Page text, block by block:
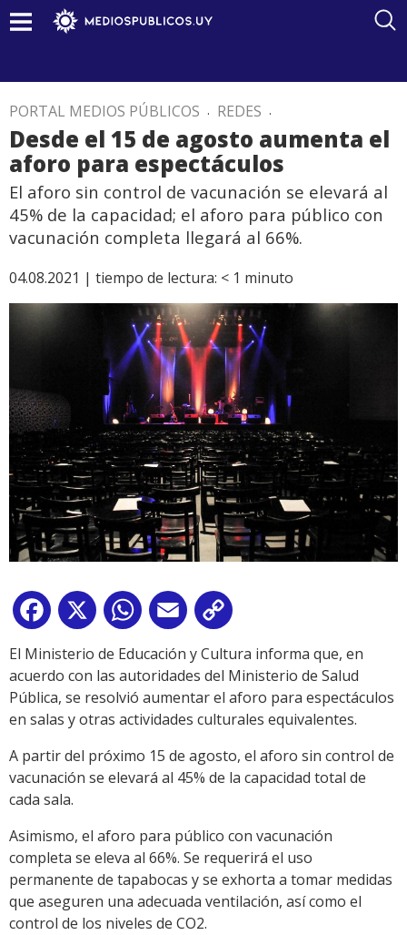
PORTAL MEDIOS PÚBLICOS . REDES .
Desde el 15 de agosto aumenta el
aforo para espectáculos
El aforo sin control de vacunación se elevará al
45% de la capacidad; el aforo para público con
vacunación completa llegará al 66%.
04.08.2021 | tiempo de lectura: < 1 minuto
Facebook
X WhatsApp
Email
Link
El Ministerio de Educación y Cultura informa que, en
acuerdo con las autoridades del Ministerio de Salud
Pública, se resolvió aumentar el aforo para espectáculos
en salas y otras actividades culturales equivalentes.
A partir del próximo 15 de agosto, el aforo sin control de
vacunación se elevará al 45% de la capacidad total de
cada sala.
Asimismo, el aforo para público con vacunación
completa se eleva al 66%. Se requerirá el uso
permanente de tapabocas y se exhorta a tomar medidas
que aseguren una adecuada ventilación, así como el
control de los niveles de CO2.